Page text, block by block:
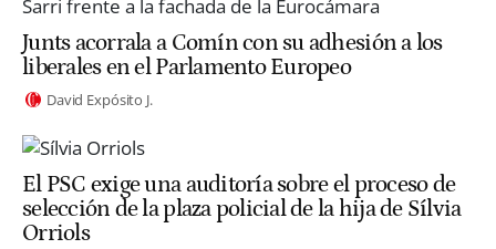
Junts acorrala a Comín con su adhesión a los
liberales en el Parlamento Europeo
David Expósito J.
El PSC exige una auditoría sobre el proceso de
selección de la plaza policial de la hija de Sílvia
Orriols